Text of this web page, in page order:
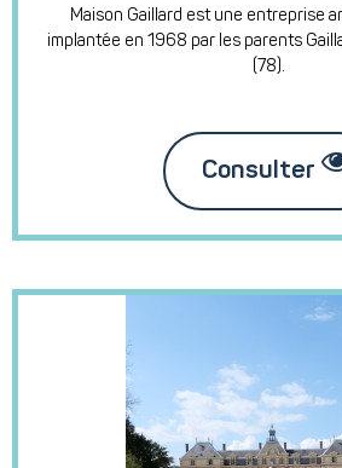
Maison Gaillard est une entreprise
implantée en 1968 par les parents
(78).
Consulter